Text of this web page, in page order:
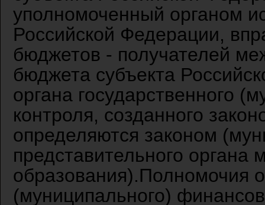
уполномоченный органом
Российской Федерации,
бюджетов - получателей
бюджета субъекта
органа государственного
контроля, созданного
определяются законом
представительного органа
образования).Полномочия
(муниципального)